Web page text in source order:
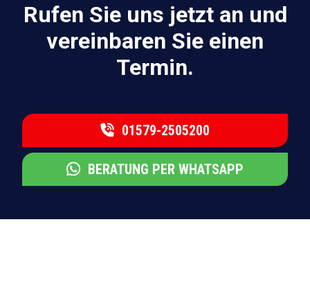
Rufen Sie uns jetzt an und
vereinbaren Sie einen
Termin.
01579-2505200
BERATUNG PER WHATSAPP